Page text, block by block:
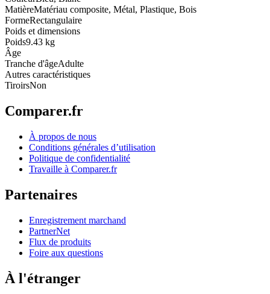
MatièreMatériau composite, Métal, Plastique, Bois
FormeRectangulaire
Poids et dimensions
Poids9.43 kg
Âge
Tranche d'âgeAdulte
Autres caractéristiques
TiroirsNon
Comparer.fr
À propos de nous
Conditions générales d’utilisation
Politique de confidentialité
Travaille à Comparer.fr
Partenaires
Enregistrement marchand
PartnerNet
Flux de produits
Foire aux questions
À l'étranger